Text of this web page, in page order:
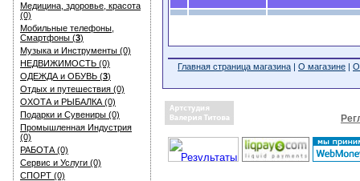
Медицина, здоровье, красота
(0)
Мобильные телефоны,
Смартфоны (3)
Музыка и Инструменты (0)
НЕДВИЖИМОСТЬ (0)
ОДЕЖДА и ОБУВЬ (3)
Отдых и путешествия (0)
ОХОТА и РЫБАЛКА (0)
Подарки и Сувениры (0)
Промышленная Индустрия
(0)
РАБОТА (0)
Сервис и Услуги (0)
СПОРТ (0)
Главная страница магазина | О магазине |